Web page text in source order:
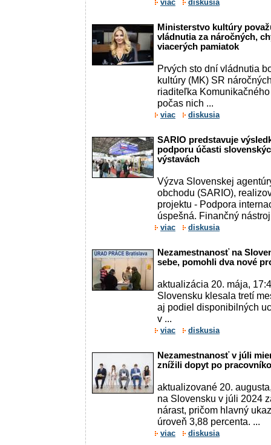
viac diskusia
Ministerstvo kultúry
vládnutia za náročných,
viacerých pamiatok
Prvých sto dní vládnutia
kultúry (MK) SR
riaditeľka
počas nich ...
viac diskusia
SARIO predstavuje
podporu účasti
výstavách
Výzva Slovenskej
obchodu (SARIO),
projektu - Podpora
úspešná. Finančný
viac diskusia
Nezamestnanosť na
sebe, pomohli dva nové
aktualizácia 20. mája,
Slovensku klesala tretí
aj podiel disponibilných
v ...
viac diskusia
Nezamestnanosť v júli
znížili dopyt po
aktualizované 20.
na Slovensku v júli 2024
nárast, pričom hlavný
úroveň 3,88 percenta. ...
viac diskusia